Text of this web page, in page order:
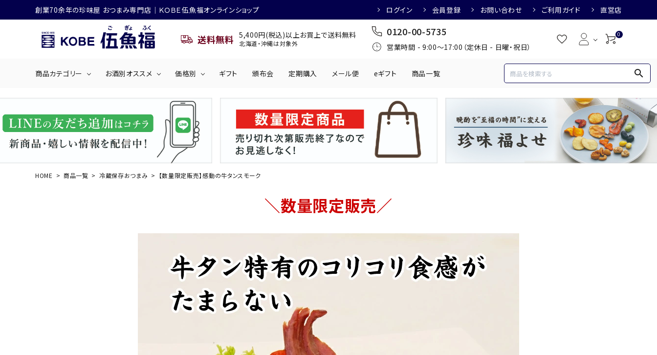
創業70余年の珍味屋 おつまみ専門店│ＫＯＢＥ伍魚福オンラインショップ ログイン 会員登録 お問い合わせ ご利用ガイド 直営店
送料無料 5,400円(税込)以上お買上で送料無料
北海道・沖縄は対象外
0120-00-5735
営業時間 - 9:00～17:00（定休日 - 日曜・祝日）
0
商品カテゴリー
くぎ煮 海産物 乳製品 かわきもの
佃煮・ごはんのおとも 丸う
お酒別オススメ
日本酒におすすめ 焼酎におすすめ
価格別
501円～1,000円 1,001円～2,000円 2,001円～3,000円 3,001円～4,000円
4,001円～5,000円 5,001円～
ギフト 頒布会 定期購入 メール便 eギフト 商品一覧 search
ACCOUNT MENU
ログイン 会員登録
HOME 商品一覧 冷蔵保存おつまみ 【数量限定販売】感動の牛タンスモーク
＼数量限定販売／